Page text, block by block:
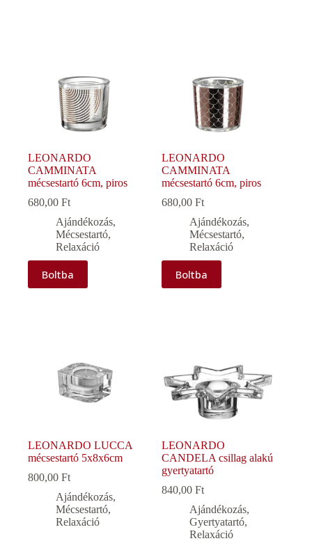
LEONARDO
CAMMINATA
mécsestartó 6cm, piros
680,00 Ft
Ajándékozás,
Mécsestartó,
Relaxáció
Boltba
LEONARDO
CAMMINATA
mécsestartó 6cm, piros
680,00Ft
Ajándékozás,
Mécsestartó,
Relaxáció
Boltba
LEONARDO LUCCA
mécsestartó 5x8x6cm
800,00 Ft
Ajándékozás,
Mécsestartó,
Relaxáció
LEONARDO
CANDELA csillag alakú
gyertyatartó
840,00Ft
Ajándékozás,
Gyertyatartó,
Relaxáció